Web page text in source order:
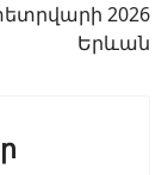
2026
Երևան